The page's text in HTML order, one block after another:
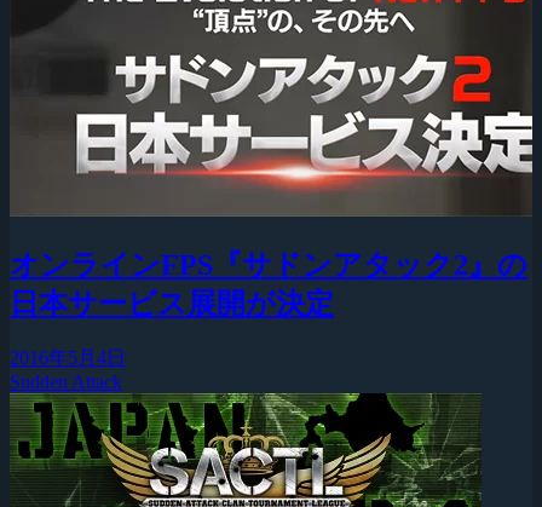
オンラインFPS『サドンアタック2』の
日本サービス展開が決定
2016年5月4日
Sudden Attack